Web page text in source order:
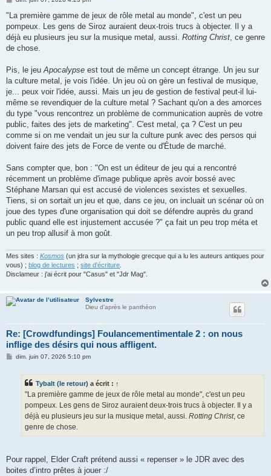
s
a
g
e
"La première gamme de jeux de rôle metal au monde", c'est un peu
pompeux. Les gens de Siroz auraient deux-trois trucs à objecter. Il y a
déjà eu plusieurs jeu sur la musique metal, aussi. Rotting Christ, ce genre
de chose.
Pis, le jeuApocalypse est tout de même un concept étrange. Un jeu sur
la culture metal, je vois l'idée. Un jeu où on gère un festival de musique,
je... peux voir l'idée, aussi. Mais un jeu de gestion de festival peut-il lui-
même se revendiquer de la culture metal ? Sachant qu'on a des amorces
du type "vous rencontrez un problème de communication auprès de votre
public, faites des jets de marketing". C'est metal, ça ? C'est un peu
comme si on me vendait un jeu sur la culture punk avec des persos qui
doivent faire des jets de Force de vente ou d'Étude de marché.
Sans compter que, bon : "On est un éditeur de jeu qui a rencontré
récemment un problème d'image publique après avoir bossé avec
Stéphane Marsan qui est accusé de violences sexistes et sexuelles.
Tiens, si on sortait un jeu et que, dans ce jeu, on incluait un scénar où on
joue des types d'une organisation qui doit se défendre auprès du grand
public quand elle est injustement accusée ?" ça fait un peu trop méta et
un peu trop allusif à mon goût.
Mes sites : Kosmos (un jdra sur la mythologie grecque qui a lu les auteurs antiques pour
vous) ; blog de lectures ; site d'écriture
Disclameur : j'ai écrit pour "Casus" et "Jdr Mag".
Sylvestre
Dieu d'après le panthéon
Re: [Crowdfundings] Foulancementimentale 2 : on nous
inflige des désirs qui nous affligent.
Mdim. juin 07, 2026 5:10 pm
Tybalt (le retour) a écrit : ↑
"La première gamme de jeux de rôle metal au monde", c'est un peu
pompeux. Les gens de Siroz auraient deux-trois trucs à objecter. Il y a
déjà eu plusieurs jeu sur la musique metal, aussi. Rotting Christ, ce
genre de chose.
Pour rappel, Elder Craft prétend aussi « repenser » le JDR avec des
boites d’intro prêtes à jouer :/